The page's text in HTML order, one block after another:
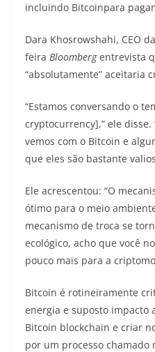
incluindo Bitcoinpara
Dara Khosrowshahi, CEO
feira Bloombergentrevista
“absolutamente” aceitaria
“Estamos conversando o
cryptocurrency],” ele disse.
vemos com o Bitcoin e
que eles são bastante
Ele acrescentou: “O
ótimo para o meio
mecanismo de troca se
ecológico, acho que você
pouco mais para a
Bitcoin é rotineiramente
energia e suposto impacto
Bitcoin blockchain e criar
por um processo chamado